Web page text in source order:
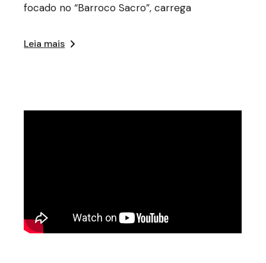
focado no “Barroco Sacro”, carrega
Leia mais